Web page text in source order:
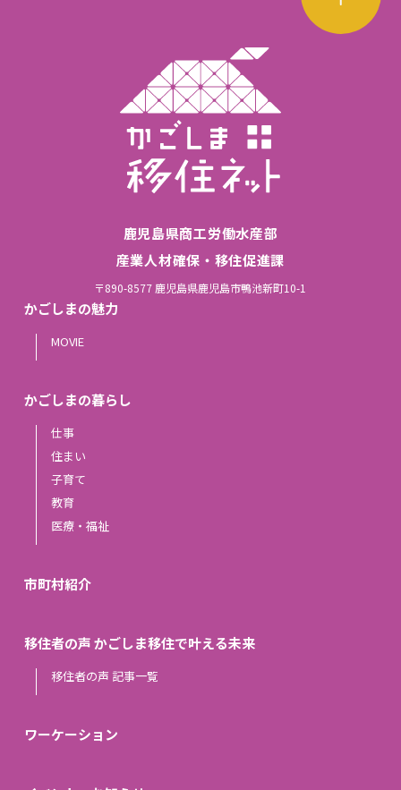
鹿児島県商工労働水産部
産業人材確保・移住促進課
〒890-8577 鹿児島県鹿児島市鴨池新町10-1
かごしまの魅力
MOVIE
かごしまの暮らし
仕事
住まい
子育て
教育
医療・福祉
市町村紹介
移住者の声 かごしま移住で叶える未来
移住者の声 記事一覧
ワーケーション